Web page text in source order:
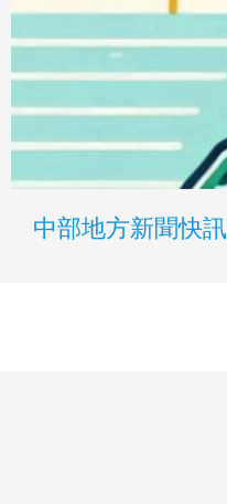
中部地方新聞快訊